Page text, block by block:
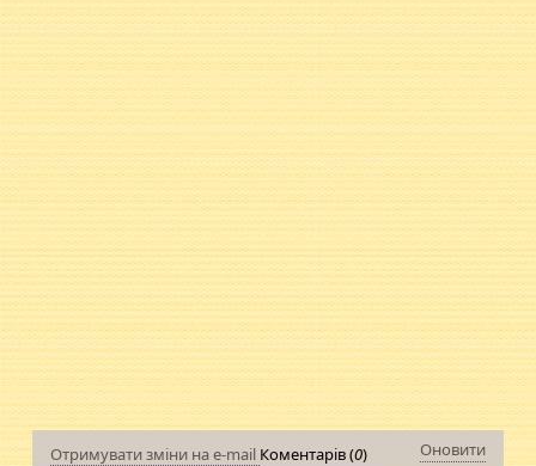
Отримувати зміни на e-mail Коментарів (0)
Оновити